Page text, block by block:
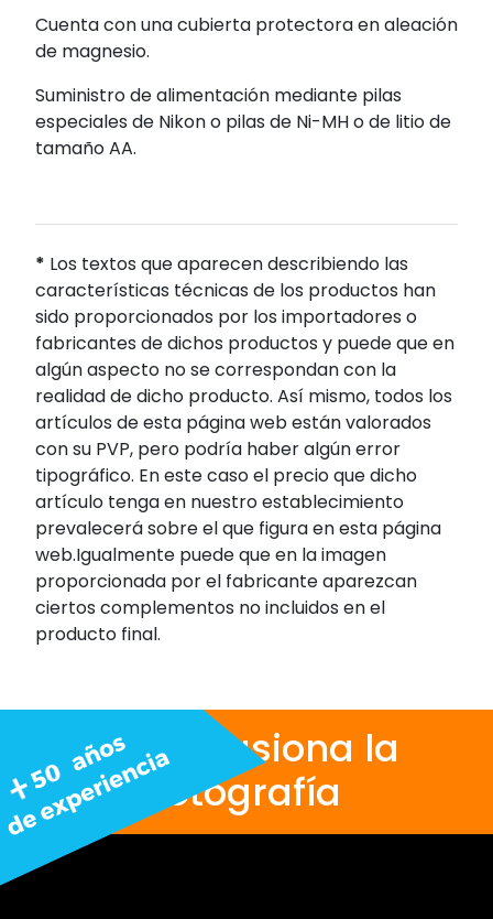
Cuenta con una cubierta protectora en aleación
de magnesio.
Suministro de alimentación mediante pilas
especiales de Nikon o pilas de Ni-MH o de litio de
tamaño AA.
* Los textos que aparecen describiendo las
características técnicas de los productos han
sido proporcionados por los importadores o
fabricantes de dichos productos y puede que en
algún aspecto no se correspondan con la
realidad de dicho producto. Así mismo, todos los
artículos de esta página web están valorados
con su PVP, pero podría haber algún error
tipográfico. En este caso el precio que dicho
artículo tenga en nuestro establecimiento
prevalecerá sobre el que figura en esta página
web.Igualmente puede que en la imagen
proporcionada por el fabricante aparezcan
ciertos complementos no incluidos en el
producto final.
Nos apasiona la
fotografía